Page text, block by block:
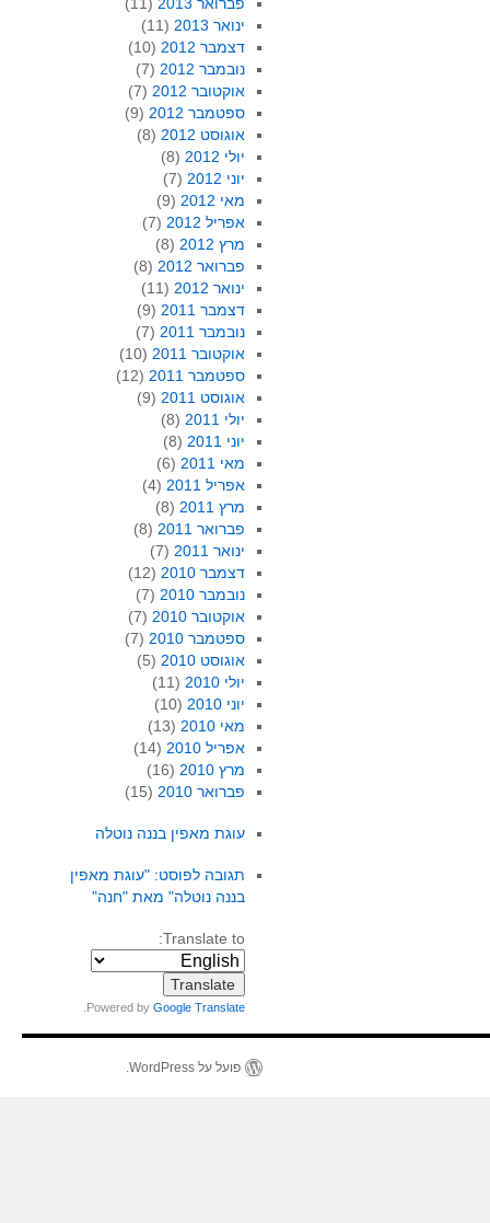
ינואר 2013
(11)
דצמבר 2012
(10)
נובמבר 2012
(7)
אוקטובר 2012
(7)
ספטמבר 2012
(9)
אוגוסט 2012
(8)
יולי 2012
(8)
יוני 2012
(7)
מאי 2012
(9)
אפריל 2012
(7)
מרץ 2012
(8)
פברואר 2012
(8)
ינואר 2012
(11)
דצמבר 2011
(9)
נובמבר 2011
(7)
אוקטובר 2011
(10)
ספטמבר 2011
(12)
אוגוסט 2011
(9)
יולי 2011
(8)
יוני 2011
(8)
מאי 2011
(6)
אפריל 2011
(4)
מרץ 2011
(8)
פברואר 2011
(8)
ינואר 2011
(7)
דצמבר 2010
(12)
נובמבר 2010
(7)
אוקטובר 2010
(7)
ספטמבר 2010
(7)
אוגוסט 2010
(5)
יולי 2010
(11)
יוני 2010
(10)
מאי 2010
(13)
אפריל 2010
(14)
מרץ 2010
(16)
פברואר 2010
(15)
עוגת מאפין בננה נוטלה
תגובה לפוסט: "עוגת מאפין
בננה נוטלה" מאת "חנה"
Translate to:
Powered byGoogle Translate
פועל על WordPress.